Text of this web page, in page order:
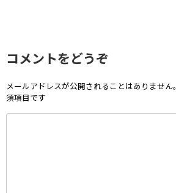
コメントをどうぞ
メールアドレスが公開されることはありません。
須項目です